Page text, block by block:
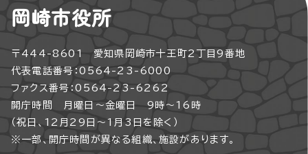
岡崎市役所
〒444-8601 愛知県岡崎市十王町2丁目9番地
代表電話番号：0564-23-6000
ファクス番号：0564-23-6262
開庁時間 月曜日～金曜日 9時～16時
（祝日、12月29日～1月3日を除く）
※一部、開庁時間が異なる組織、施設があります。